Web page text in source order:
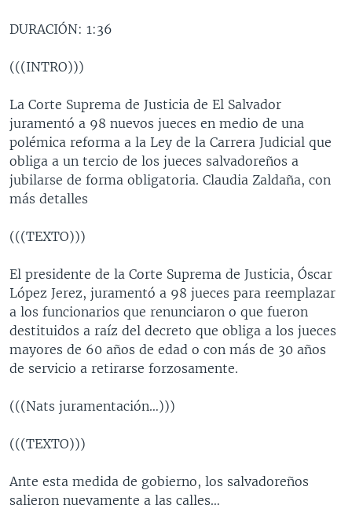
DURACIÓN: 1:36
(((INTRO)))
La Corte Suprema de Justicia de El Salvador
juramentó a 98 nuevos jueces en medio de una
polémica reforma a la Ley de la Carrera Judicial que
obliga a un tercio de los jueces salvadoreños a
jubilarse de forma obligatoria. Claudia Zaldaña, con
más detalles
(((TEXTO)))
El presidente de la Corte Suprema de Justicia, Óscar
López Jerez, juramentó a 98 jueces para reemplazar
a los funcionarios que renunciaron o que fueron
destituidos a raíz del decreto que obliga a los jueces
mayores de 60 años de edad o con más de 30 años
de servicio a retirarse forzosamente.
(((Nats juramentación…)))
(((TEXTO)))
Ante esta medida de gobierno, los salvadoreños
salieron nuevamente a las calles…